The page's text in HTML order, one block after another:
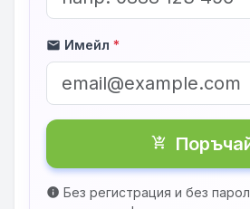
mail Имейл *
shopping_cart_checkout
info Без регистрация и без